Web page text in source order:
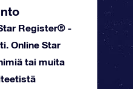
Register® -
Online Star
tai muita